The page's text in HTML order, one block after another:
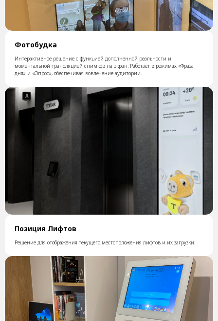
Фотобудка
Интерактивное решение с функцией дополненной реальности и
моментальной трансляцией снимков на экран. Работает в режимах «Фраза
дня» и «Опрос», обеспечивая вовлечение аудитории.
Позиция Лифтов
Решение для отображения текущего местоположения лифтов и их загрузки.